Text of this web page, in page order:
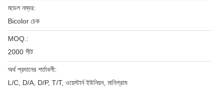
মডেল নম্বর:
Bicolor চেক
MOQ.:
2000 শীট
অর্থ প্রদানের শর্তাবলী:
L/C, D/A, D/P, T/T, ওয়েস্টার্ন ইউনিয়ন, মানিগ্রাম